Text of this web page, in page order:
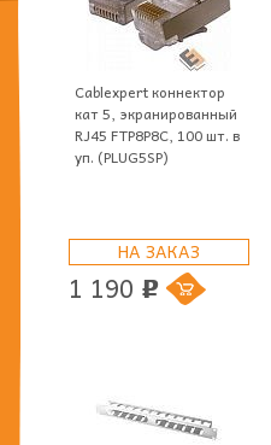
Cablexpert коннектор
кат 5, экранированный
RJ45 FTP8P8C, 100 шт. в
уп. (PLUG5SP)
НА ЗАКАЗ
1 190 p